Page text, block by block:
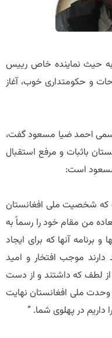
حیث نماینده خاص رییس
و حکومتداری خوب، آغاز
احمد ضیا مسعود گفت،
باثبات و مرفع استقبال
مسعود است:
که شخصیت ملی افغانستان
من مقام خود را رسماً به
برنامه آنها که برای ایجاد
موجب افتخار و امید
لطف که داشتند و از دست
وحدت ملی افغانستان نهایت
در پهلوی شما. ”